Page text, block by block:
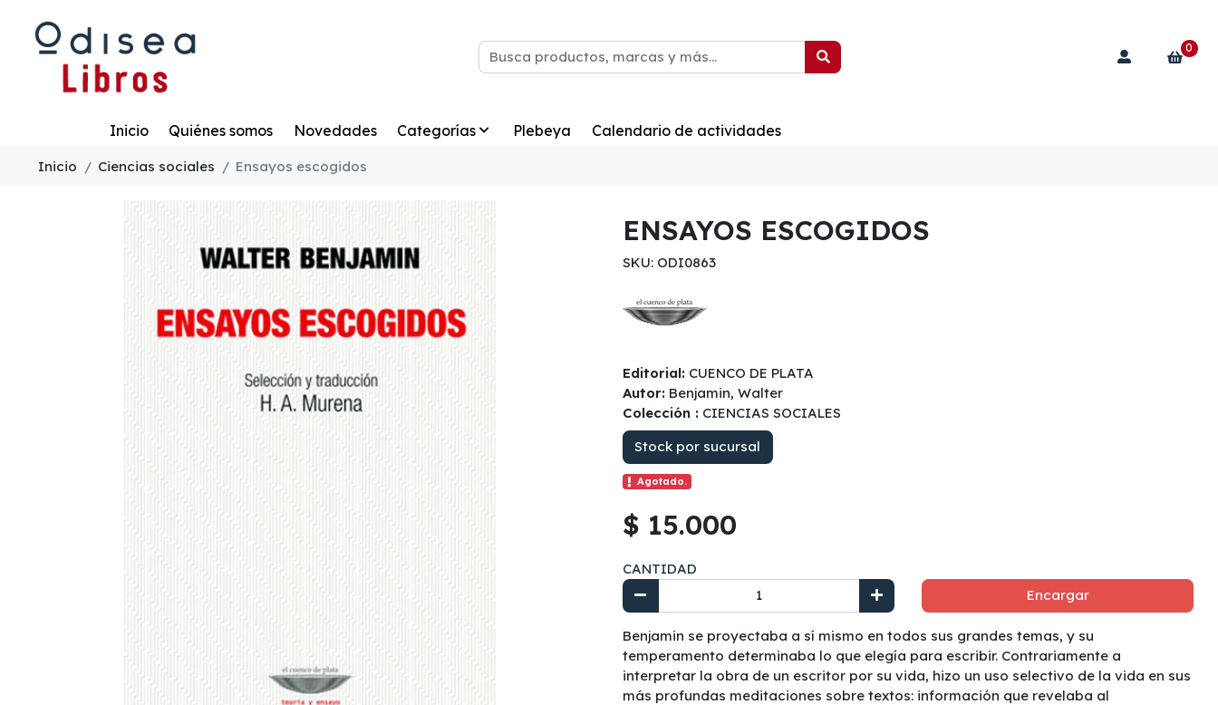
0
Inicio Quiénes somos Novedades Categorías Plebeya Calendario de actividades
Inicio Ciencias sociales Ensayos escogidos
ENSAYOS ESCOGIDOS
SKU: ODI0863
Editorial: CUENCO DE PLATA
Autor: Benjamin, Walter
Colección : CIENCIAS SOCIALES
Stock por sucursal
Agotado.
$ 15.000
CANTIDAD
Encargar
Benjamin se proyectaba a sí mismo en todos sus grandes temas, y su
temperamento determinaba lo que elegía para escribir. Contrariamente a
interpretar la obra de un escritor por su vida, hizo un uso selectivo de la vida en sus
más profundas meditaciones sobre textos: información que revelaba al